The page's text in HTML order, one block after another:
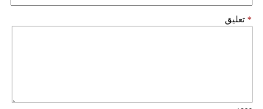
بيئة
مدوَّنات
سيارات
تعليق *